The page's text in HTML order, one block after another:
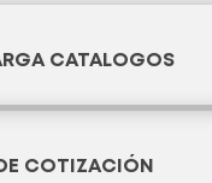
CATALOGOS
COTIZACIÓN